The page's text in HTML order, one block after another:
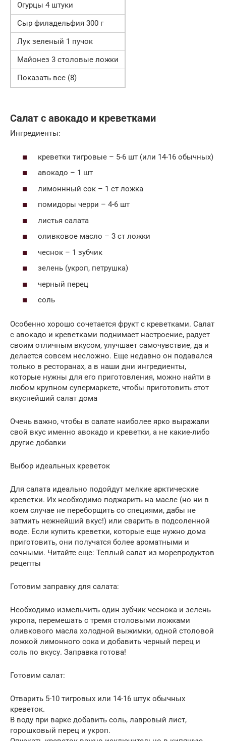
Огурцы 4 штуки
Сыр филадельфия 300 г
Лук зеленый 1 пучок
Майонез 3 столовые ложки
Показать все (8)
Салат с авокадо и креветками
Ингредиенты:
креветки тигровые – 5-6 шт (или 14-16 обычных)
авокадо – 1 шт
лимоннный сок – 1 ст ложка
помидоры черри – 4-6 шт
листья салата
оливковое масло – 3 ст ложки
чеснок – 1 зубчик
зелень (укроп, петрушка)
черный перец
соль
Особенно хорошо сочетается фрукт с креветками. Салат
с авокадо и креветками поднимает настроение, радует
своим отличным вкусом, улучшает самочувствие, да и
делается совсем несложно. Еще недавно он подавался
только в ресторанах, а в наши дни ингредиенты,
которые нужны для его приготовления, можно найти в
любом крупном супермаркете, чтобы приготовить этот
вкуснейший салат дома
Очень важно, чтобы в салате наиболее ярко выражали
свой вкус именно авокадо и креветки, а не какие-либо
другие добавки
Выбор идеальных креветок
Для салата идеально подойдут мелкие арктические
креветки. Их необходимо поджарить на масле (но ни в
коем случае не переборщить со специями, дабы не
затмить нежнейший вкус!) или сварить в подсоленной
воде. Если купить креветки, которые еще нужно дома
приготовить, они получатся более ароматными и
сочными. Читайте еще: Теплый салат из морепродуктов
рецепты
Готовим заправку для салата:
Необходимо измельчить один зубчик чеснока и зелень
укропа, перемешать с тремя столовыми ложками
оливкового масла холодной выжимки, одной столовой
ложкой лимонного сока и добавить черный перец и
соль по вкусу. Заправка готова!
Готовим салат:
Отварить 5-10 тигровых или 14-16 штук обычных
креветок.
В воду при варке добавить соль, лавровый лист,
горошковый перец и укроп.